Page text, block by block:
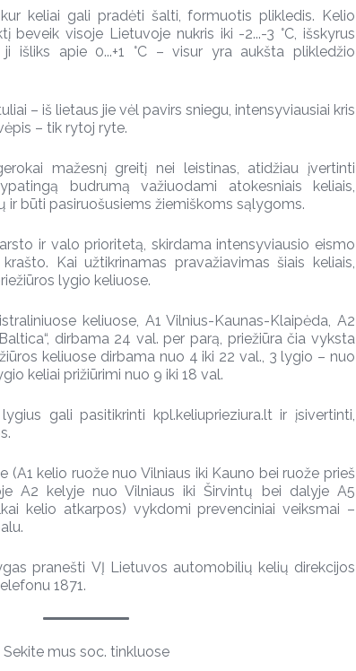
keliai gali pradėti šalti, formuotis plikledis. Kelio
beveik visoje Lietuvoje nukris iki -2...-3 °C, išskyrus
išliks apie 0...+1 °C – visur yra aukšta plikledžio
– iš lietaus jie vėl pavirs sniegu, intensyviausiai kris
– tik rytoj ryte.
mažesnį greitį nei leistinas, atidžiau įvertinti
budrumą važiuodami atokesniais keliais,
ir būti pasiruošusiems žiemiškoms sąlygoms.
ir valo prioritetą, skirdama intensyviausio eismo
Kai užtikrinamas pravažiavimas šiais keliais,
lygio keliuose.
keliuose, A1 Vilnius-Kaunas-Klaipėda, A2
dirbama 24 val. per parą, priežiūra čia vyksta
keliuose dirbama nuo 4 iki 22 val., 3 lygio – nuo
keliai prižiūrimi nuo 9 iki 18 val.
gali pasitikrinti kpl.keliuprieziura.lt ir įsivertinti,
(A1 kelio ruože nuo Vilniaus iki Kauno bei ruože prieš
A2 kelyje nuo Vilniaus iki Širvintų bei dalyje A5
kelio atkarpos) vykdomi prevenciniai veiksmai –
pranešti VĮ Lietuvos automobilių kelių direkcijos
1871.
Sekite mus soc. tinkluose